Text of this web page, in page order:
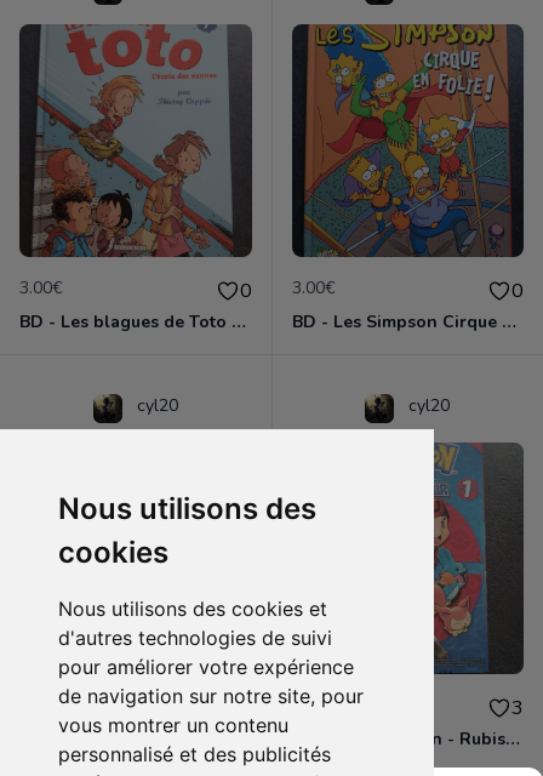
Nous utilisons des
cookies
Nous utilisons des cookies et
d'autres technologies de suivi
pour améliorer votre expérience
de navigation sur notre site, pour
vous montrer un contenu
personnalisé et des publicités
3.00€ 0
BD - Les blagues de Toto - L'école des vannes - Tome 1
3.00€ 0
BD - Les Simpson Cirque en folie ! - Tome 11
cyl20
3.00€ 0
BD - Les Simpson - Sous les projecteurs - Tome 13
cyl20
4.00€ 3
Manga - Pokémon - Rubis et Saphir - Tome 1